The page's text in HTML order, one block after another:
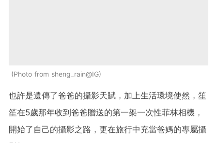
Photo from sheng_rain@IG
也許是遺傳了爸爸的攝影天賦，加上生活環境使然，笙
笙在5歲那年收到爸爸贈送的第一架一次性菲林相機，
開始了自己的攝影之路，更在旅行中充當爸媽的專屬攝